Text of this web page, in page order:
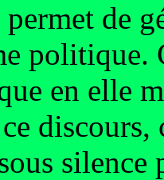
permet de
politique.
en elle
discours,
silence